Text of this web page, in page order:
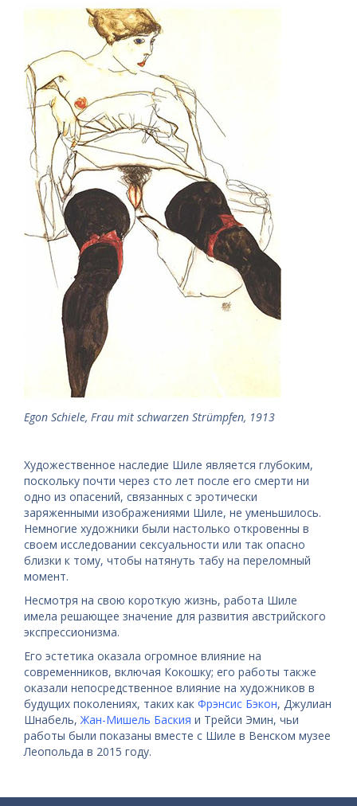
Egon Schiele, Frau mit schwarzen Strümpfen, 1913
Художественное наследие Шиле является глубоким,
поскольку почти через сто лет после его смерти ни
одно из опасений, связанных с эротически
заряженными изображениями Шиле, не уменьшилось.
Немногие художники были настолько откровенны в
своем исследовании сексуальности или так опасно
близки к тому, чтобы натянуть табу на переломный
момент.
Несмотря на свою короткую жизнь, работа Шиле
имела решающее значение для развития австрийского
экспрессионизма.
Его эстетика оказала огромное влияние на
современников, включая Кокошку; его работы также
оказали непосредственное влияние на художников в
будущих поколениях, таких как Фрэнсис Бэкон, Джулиан
Шнабель,Жан-Мишель Баския и Трейси Эмин, чьи
работы были показаны вместе с Шиле в Венском музее
Леопольда в 2015 году.